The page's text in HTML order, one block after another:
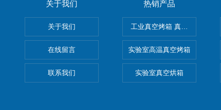
关于我们
关于我们
在线留言
联系我们
热销产品
工业真空烤箱 真空烘箱
实验室高温真空烤箱
实验室真空烘箱